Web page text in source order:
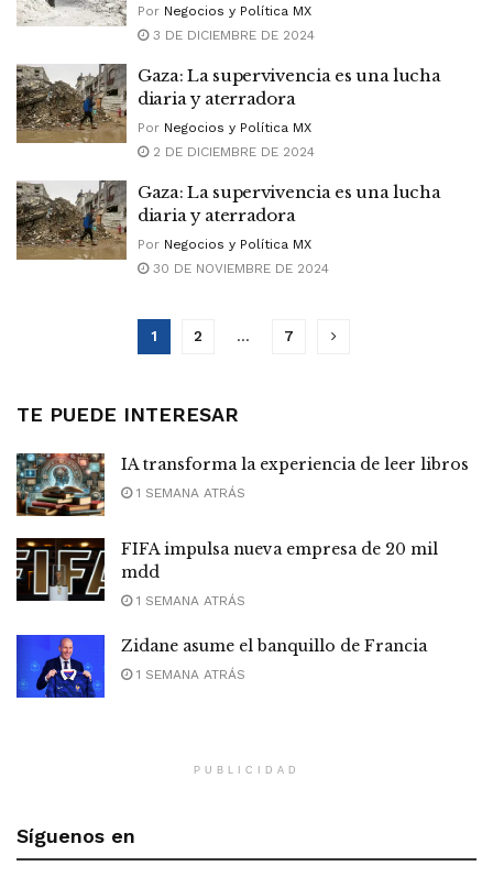
Por Negocios y Política MX
3 DE DICIEMBRE DE 2024
Gaza: La supervivencia es una lucha
diaria y aterradora
Por Negocios y Política MX
2 DE DICIEMBRE DE 2024
Gaza: La supervivencia es una lucha
diaria y aterradora
Por Negocios y Política MX
30 DE NOVIEMBRE DE 2024
1 2 … 7
TE PUEDE INTERESAR
IA transforma la experiencia de leer libros
1 SEMANA ATRÁS
FIFA impulsa nueva empresa de 20 mil
mdd
1 SEMANA ATRÁS
Zidane asume el banquillo de Francia
1 SEMANA ATRÁS
PUBLICIDAD
Síguenos en